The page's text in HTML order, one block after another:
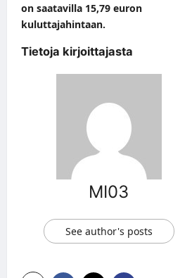
on saatavilla 15,79 euron
kuluttajahintaan.
Tietoja kirjoittajasta
MI03
See author's posts